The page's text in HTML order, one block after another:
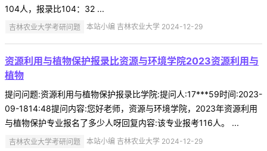
104人，报录比104：32 ...
吉林农业大学考研问题 本站小编 吉林农业大学 2024-12-29
资源利用与植物保护报录比资源与环境学院2023资源利用与
植物
提问问题:资源利用与植物保护报录比学院:提问人:17***59时间:2023-
09-1814:48提问内容:您好老师，资源与环境学院，2023年资源利用
与植物保护专业报名了多少人呀回复内容:该专业报考116人。 ...
吉林农业大学考研问题 本站小编 吉林农业大学 2024-12-29